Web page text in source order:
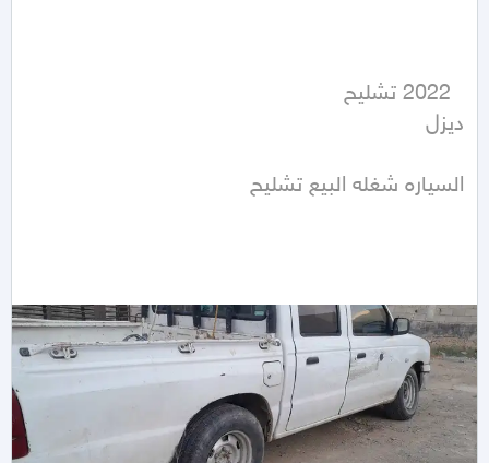
ديزل
السياره شغله البيع تشليح